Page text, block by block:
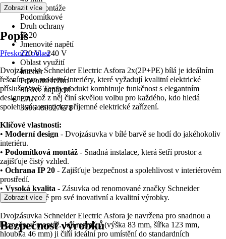
Druh montáže
Podomítkové
Druh ochrany
IP 20
Jmenovité napětí
220 V - 240 V
Oblast využití
Interiér
Provozní režim
Síťové napájení
EAN
3606480527678
Zobrazit více
Popis
Přeskočit oblast
Dvojzásuvka Schneider Electric Asfora 2x(2P+PE) bílá je ideálním
řešením pro moderní interiéry, které vyžadují kvalitní elektrické
příslušenství. Tento produkt kombinuje funkčnost s elegantním
designem, což z něj činí skvělou volbu pro každého, kdo hledá
spolehlivé a esteticky příjemné elektrické zařízení.
Klíčové vlastnosti:
• Moderní design - Dvojzásuvka v bílé barvě se hodí do jakéhokoliv
interiéru.
• Podomítková montáž - Snadná instalace, která šetří prostor a
zajišťuje čistý vzhled.
• Ochrana IP 20 - Zajišťuje bezpečnost a spolehlivost v interiérovém
prostředí.
• Vysoká kvalita - Zásuvka od renomované značky Schneider
Electric, známé pro své inovativní a kvalitní výrobky.
Dvojzásuvka Schneider Electric Asfora je navržena pro snadnou a
bezpečnou montáž. Její rozměry (výška 83 mm, šířka 123 mm,
hloubka 46 mm) ji činí ideální pro umístění do standardních
Zobrazit více
Bezpečnost výrobků